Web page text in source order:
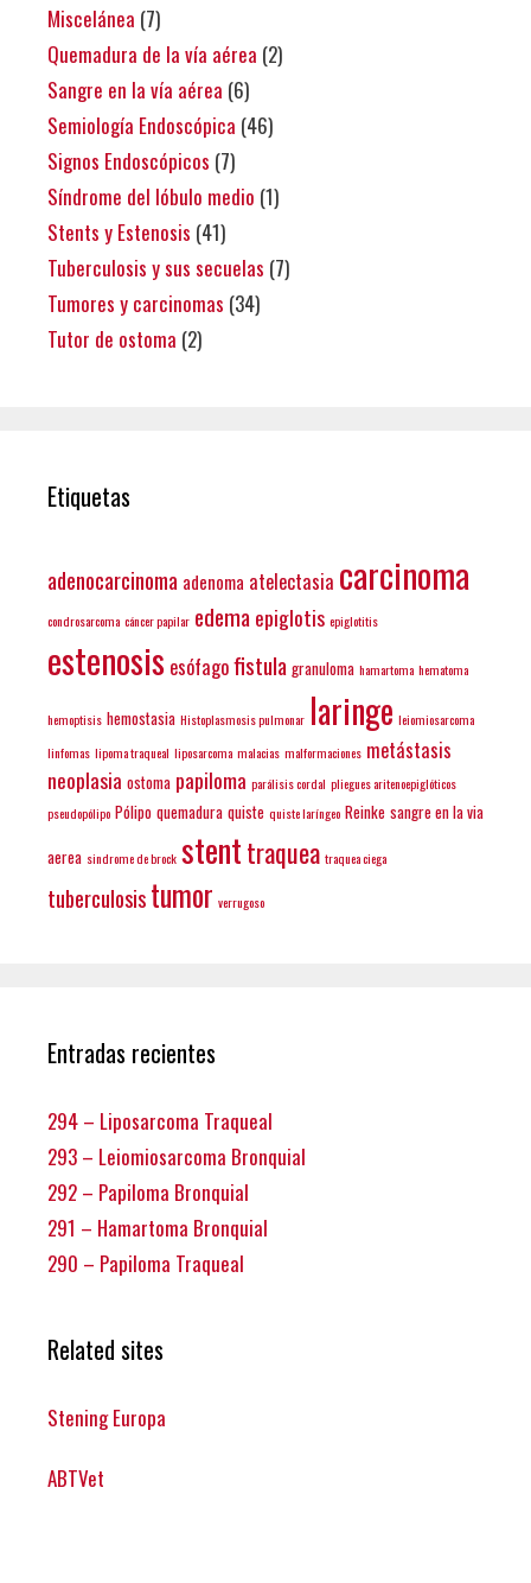
Miscelánea (7)
Quemadura de la vía aérea (2)
Sangre en la vía aérea (6)
Semiología Endoscópica (46)
Signos Endoscópicos (7)
Síndrome del lóbulo medio (1)
Stents y Estenosis (41)
Tuberculosis y sus secuelas (7)
Tumores y carcinomas (34)
Tutor de ostoma (2)
Etiquetas
adenocarcinoma adenoma atelectasia carcinoma
condrosarcoma cáncer papilar edemaepiglotis epiglotitis
estenosis esófagofistula granuloma hamartoma hematoma
hemoptisis hemostasia Histoplasmosis pulmonar laringe leiomiosarcoma
linfomas lipoma traqueal liposarcoma malacias malformaciones metástasis
neoplasia ostoma papiloma parálisis cordal pliegues aritenoepiglóticos
pseudopólipo Pólipo quemadura quiste quiste laríngeo Reinke sangre en la via
aerea sindrome de brock stenttraquea traquea ciega
tuberculosistumor verrugoso
Entradas recientes
294 – Liposarcoma Traqueal
293 – Leiomiosarcoma Bronquial
292 – Papiloma Bronquial
291 – Hamartoma Bronquial
290 – Papiloma Traqueal
Related sites
Stening Europa
ABTVet